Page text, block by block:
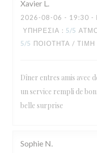
Xavier L
2026-08-06 - 19:30 -
ΥΠΗΡΕΣΊΑ : 5/5
5/5 ΠΟΙΌΤΗΤΑ / ΤΙΜΉ
Dîner entres amis avec
un service rempli de
belle surprise
Sophie N